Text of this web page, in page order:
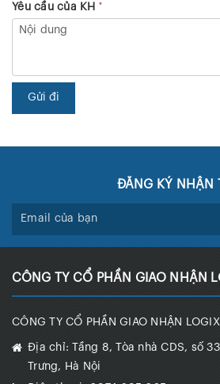
Yêu cầu của KH *
Gửi đi
ĐĂNG KÝ NHẬN
CÔNG TY CỔ PHẦN GIAO NHẬN
CÔNG TY CỔ PHẦN GIAO NHẬN LOGIX
Địa chỉ:Tầng 8, Tòa nhà CDS, số
Trưng, Hà Nội